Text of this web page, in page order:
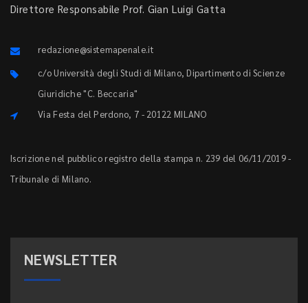
Direttore Responsabile Prof. Gian Luigi Gatta
redazione@sistemapenale.it
c/o Università degli Studi di Milano, Dipartimento di Scienze
Giuridiche "C. Beccaria"
Via Festa del Perdono, 7 - 20122 MILANO
Iscrizione nel pubblico registro della stampa n. 239 del 06/11/2019 -
Tribunale di Milano.
NEWSLETTER